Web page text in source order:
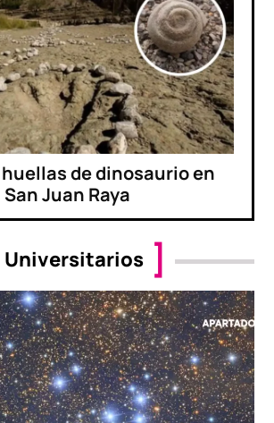
de dinosaurio en
Juan Raya
Universitarios